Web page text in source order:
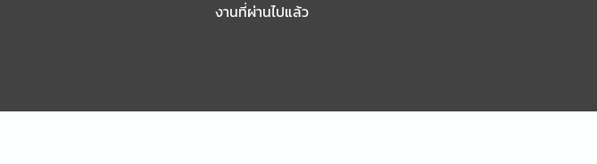
งานที่ผ่านไปแล้ว